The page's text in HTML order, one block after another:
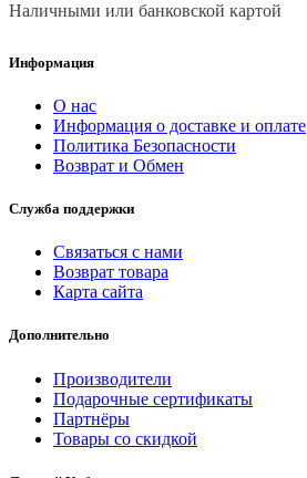
Наличными или банковской картой
Информация
О нас
Информация о доставке и оплате
Политика Безопасности
Возврат и Обмен
Служба поддержки
Связаться с нами
Возврат товара
Карта сайта
Дополнительно
Производители
Подарочные сертификаты
Партнёры
Товары со скидкой